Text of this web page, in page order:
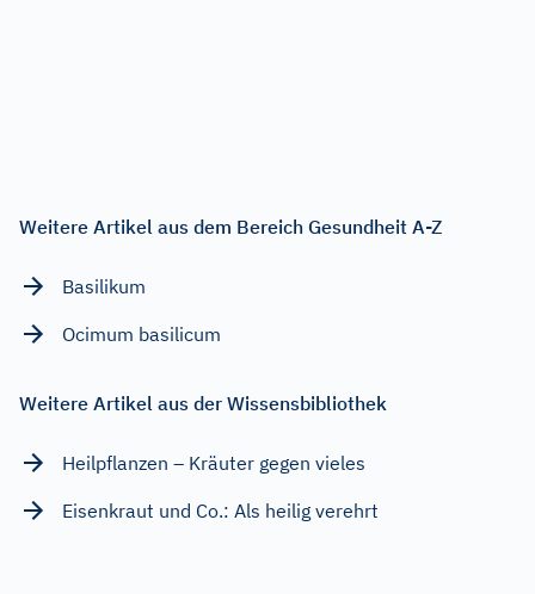
Weitere Artikel aus dem Bereich Gesundheit A-Z
Basilikum
Ocimum basilicum
Weitere Artikel aus der Wissensbibliothek
Heilpflanzen – Kräuter gegen vieles
Eisenkraut und Co.: Als heilig verehrt